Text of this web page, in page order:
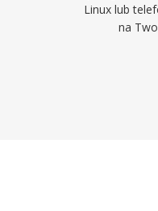
Linux lub
na